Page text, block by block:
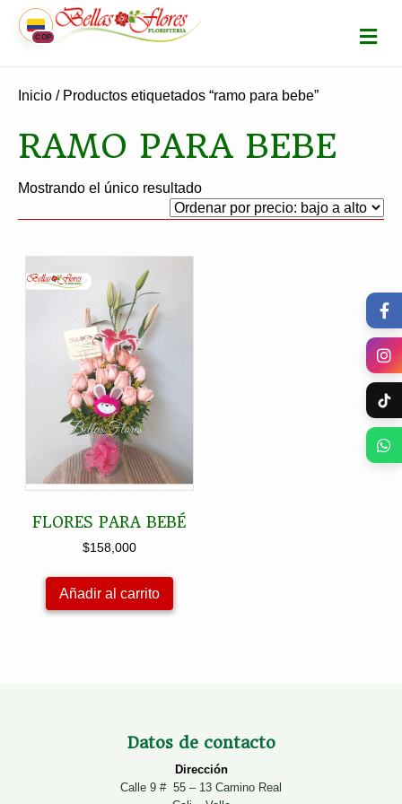
COP M
E
N
Inicio / Productos etiquetados “ramo para bebe”
RAMO PARA BEBE
Mostrando el único resultado
FLORES PARA BEBÉ
$158,000
Añadir al carrito
Datos de contacto
Dirección
Calle 9 # 55 – 13 Camino Real